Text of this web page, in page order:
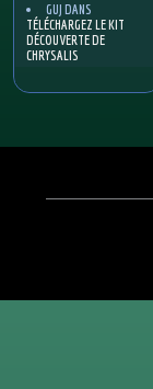
GUJ DANS
TÉLÉCHARGEZ LE KIT
DÉCOUVERTE DE
CHRYSALIS